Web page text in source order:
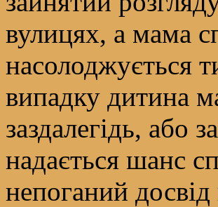
вулицях, а мама
насолоджується
випадку дитина
заздалегідь, або
надається шанс
непоганий